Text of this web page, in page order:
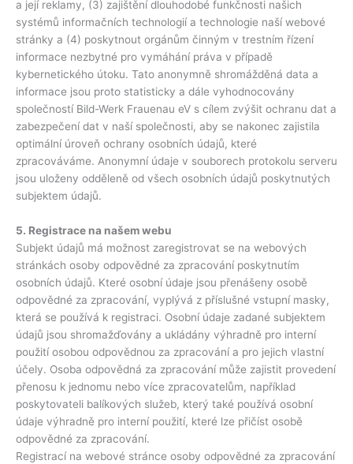
a její reklamy, (3) zajištění dlouhodobé funkčnosti našich
systémů informačních technologií a technologie naší webové
stránky a (4) poskytnout orgánům činným v trestním řízení
informace nezbytné pro vymáhání práva v případě
kybernetického útoku. Tato anonymně shromážděná data a
informace jsou proto statisticky a dále vyhodnocovány
společností Bild-Werk Frauenau eV s cílem zvýšit ochranu dat a
zabezpečení dat v naší společnosti, aby se nakonec zajistila
optimální úroveň ochrany osobních údajů, které
zpracováváme. Anonymní údaje v souborech protokolu serveru
jsou uloženy odděleně od všech osobních údajů poskytnutých
subjektem údajů.
5. Registrace na našem webu
Subjekt údajů má možnost zaregistrovat se na webových
stránkách osoby odpovědné za zpracování poskytnutím
osobních údajů. Které osobní údaje jsou přenášeny osobě
odpovědné za zpracování, vyplývá z příslušné vstupní masky,
která se používá k registraci. Osobní údaje zadané subjektem
údajů jsou shromažďovány a ukládány výhradně pro interní
použití osobou odpovědnou za zpracování a pro jejich vlastní
účely. Osoba odpovědná za zpracování může zajistit provedení
přenosu k jednomu nebo více zpracovatelům, například
poskytovateli balíkových služeb, který také používá osobní
údaje výhradně pro interní použití, které lze přičíst osobě
odpovědné za zpracování.
Registrací na webové stránce osoby odpovědné za zpracování